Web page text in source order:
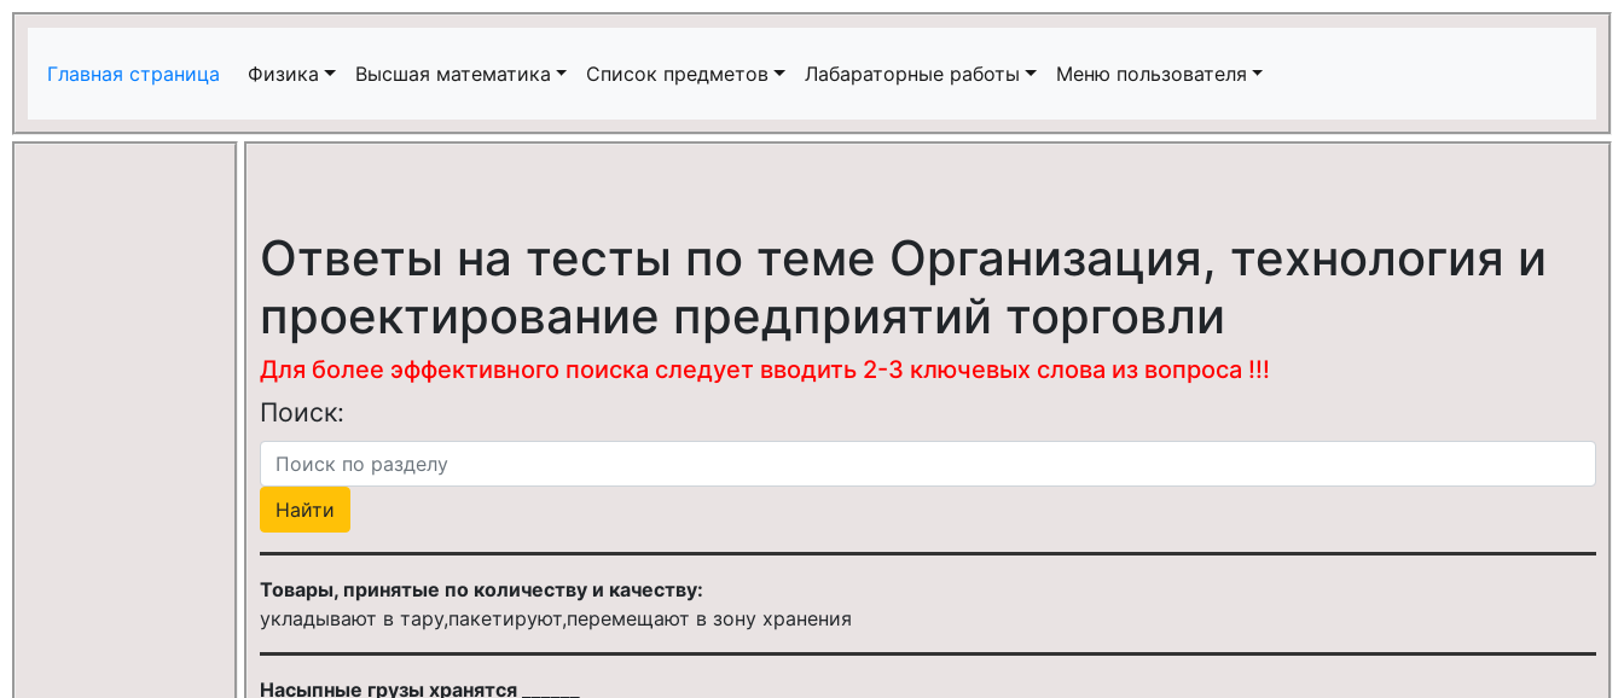
Главная страница Физика Высшая математика Список предметов Лабараторные работы Меню пользователя
Ответы на тесты по теме Организация, технология и
проектирование предприятий торговли
Для более эффективного поиска следует вводить 2-3 ключевых слова из вопроса !!!
Поиск:
Товары, принятые по количеству и качеству:
укладывают в тару,пакетируют,перемещают в зону хранения
Насыпные грузы хранятся ______